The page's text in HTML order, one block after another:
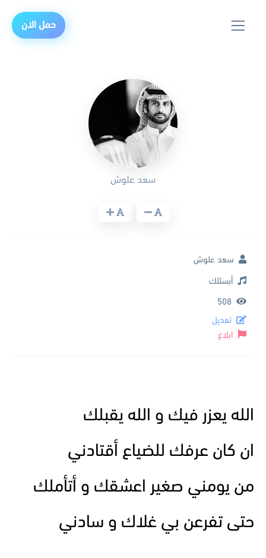
حمل الان
الله يعزر فيك و الله يقبلك
ان كان عرفك للضياع أقتادني
من يومني صغير اعشقك و أتأملك
حتى تفرعن بي غلاك و سادني
سعد علوش
سعد علوش
أبسئلك
508
تعديل
ابلاغ